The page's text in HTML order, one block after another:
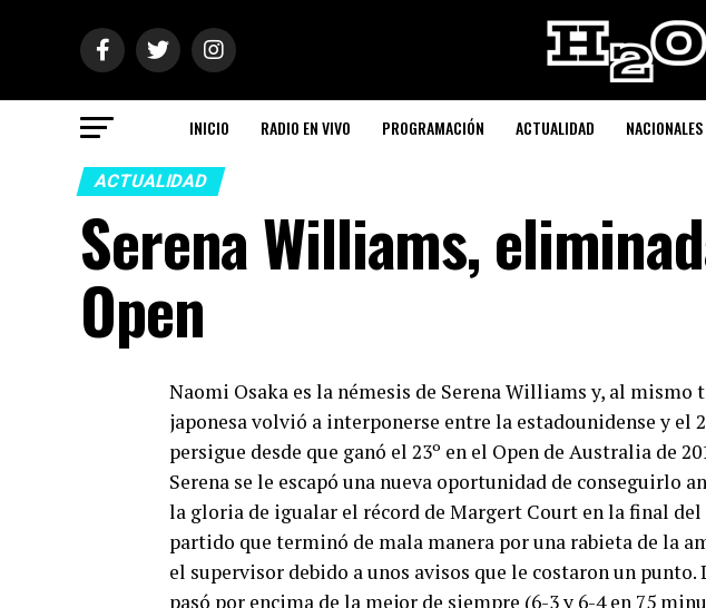
INICIO RADIO EN VIVO PROGRAMACIÓN ACTUALIDAD NACIONALES
ACTUALIDAD
Serena Williams,
Open
Naomi Osaka es la némesis de Serena Williams y, al mismo
japonesa volvió a interponerse entre la estadounidense y el
persigue desde que ganó el 23º en el Open de Australia de
Serena se le escapó una nueva oportunidad de conseguirlo
la gloria de igualar el récord de Margert Court en la final del
partido que terminó de mala manera por una rabieta de la
el supervisor debido a unos avisos que le costaron un
pasó por encima de la mejor de siempre (6-3 y 6-4 en 75